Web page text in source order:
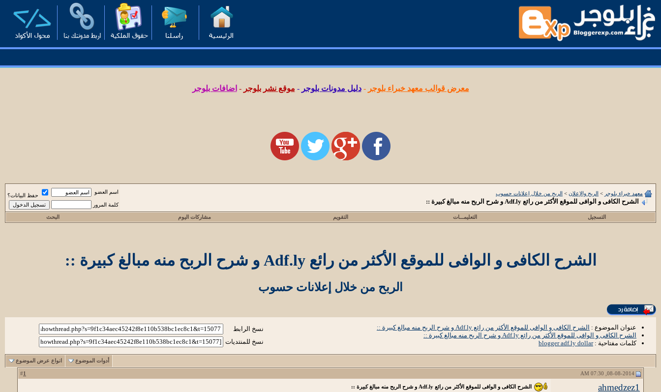
معرض قوالب معهد خبراء بلوجر -دليل مدونات بلوجر - موقع نشر بلوجر - اضافات بلوجر
معهد خبراء بلوجر > الربح والإعلان > الربح من خلال إعلانات حسوب
الشرح الكافى و الوافى للموقع الأكثر من رائع Adf.ly و شرح الربح منه مبالغ كبيرة ::
اسم العضو
حفظ البيانات؟
كلمة المرور
التسجيل التعليمـــات التقويم مشاركات اليوم البحث
الشرح الكافى و الوافى للموقع الأكثر من رائع Adf.ly و شرح الربح منه مبالغ كبيرة ::
الربح من خلال إعلانات حسوب
عنوان الموضوع : الشرح الكافى و الوافى للموقع الأكثر من رائع Adf.ly و شرح الربح منه مبالغ كبيرة ::
الشرح الكافى و الوافى للموقع الأكثر من رائع Adf.ly و شرح الربح منه مبالغ كبيرة ::
كلمات مفتاحية :blogger adf.ly dollar
نسخ الرابط
نسخ للمنتديات
أدوات الموضوع انواع عرض الموضوع
1
ahmedzez1 الشرح الكافى و الوافى للموقع الأكثر من رائع Adf.ly و شرح الربح منه مبالغ كبيرة ::